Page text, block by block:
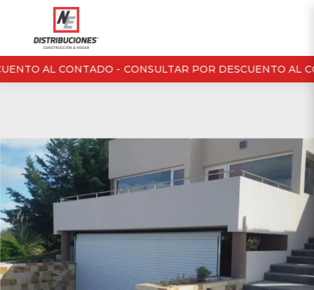
AL CONTADO - CONSULTAR POR DESCUENTO AL